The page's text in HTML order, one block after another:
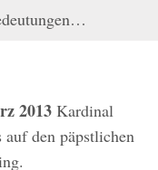
2013 Kardinal
den päpstlichen